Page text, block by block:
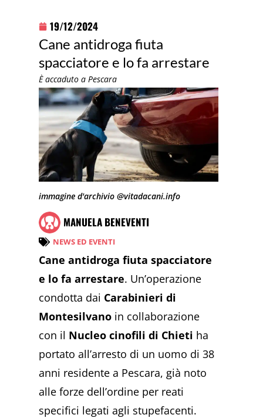
19/12/2024
Cane antidroga fiuta
spacciatore e lo fa arrestare
È accaduto a Pescara
immagine d'archivio @vitadacani.info
MANUELA BENEVENTI
NEWS ED EVENTI
Cane antidroga fiuta spacciatore
e lo fa arrestare. Un’operazione
condotta dai Carabinieri di
Montesilvano in collaborazione
con il Nucleo cinofili di Chieti ha
portato all’arresto di un uomo di 38
anni residente a Pescara, già noto
alle forze dell’ordine per reati
specifici legati agli stupefacenti.